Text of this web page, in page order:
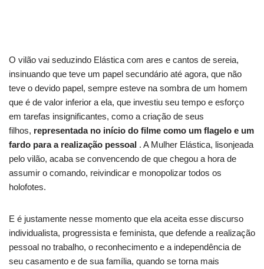
O vilão vai seduzindo Elástica com ares e cantos de sereia,
insinuando que teve um papel secundário até agora, que não
teve o devido papel, sempre esteve na sombra de um homem
que é de valor inferior a ela, que investiu seu tempo e esforço
em tarefas insignificantes, como a criação de seus
filhos, representada no início do filme como um flagelo e um
fardo para a realização pessoal . A Mulher Elástica, lisonjeada
pelo vilão, acaba se convencendo de que chegou a hora de
assumir o comando, reivindicar e monopolizar todos os
holofotes.
E é justamente nesse momento que ela aceita esse discurso
individualista, progressista e feminista, que defende a realização
pessoal no trabalho, o reconhecimento e a independência de
seu casamento e de sua família, quando se torna mais